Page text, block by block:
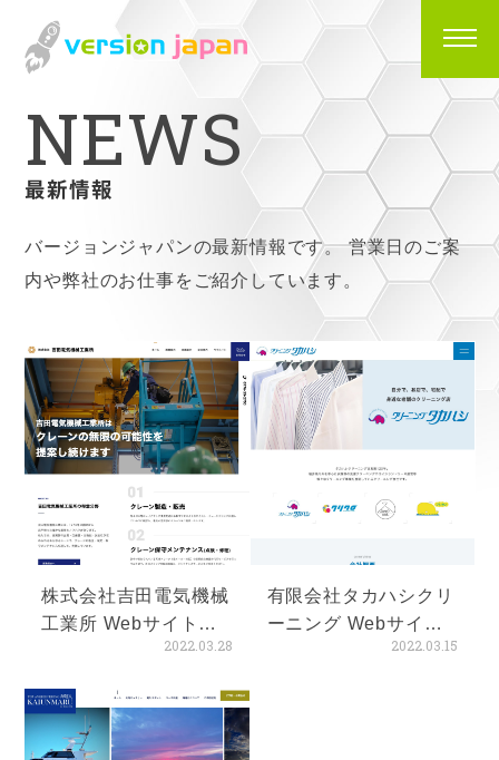
NEWS
最新情報
バージョンジャパンの最新情報です。営業日のご案
内や弊社のお仕事をご紹介しています。
株式会社吉田電気機械
工業所 Webサイト公
2022.03.28
有限会社タカハシクリ
ーニング Webサイト
2022.03.15